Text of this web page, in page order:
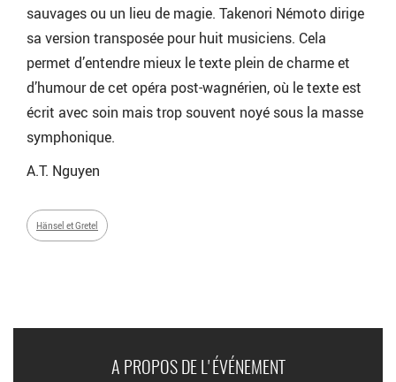
sauvages ou un lieu de magie. Takenori Némoto dirige
sa version transposée pour huit musiciens. Cela
permet d’entendre mieux le texte plein de charme et
d’humour de cet opéra post-wagnérien, où le texte est
écrit avec soin mais trop souvent noyé sous la masse
symphonique.
A.T. Nguyen
Hänsel et Gretel
A PROPOS DE L'ÉVÉNEMENT